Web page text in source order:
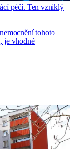
péčí. Ten vzniklý
tohoto
je vhodné